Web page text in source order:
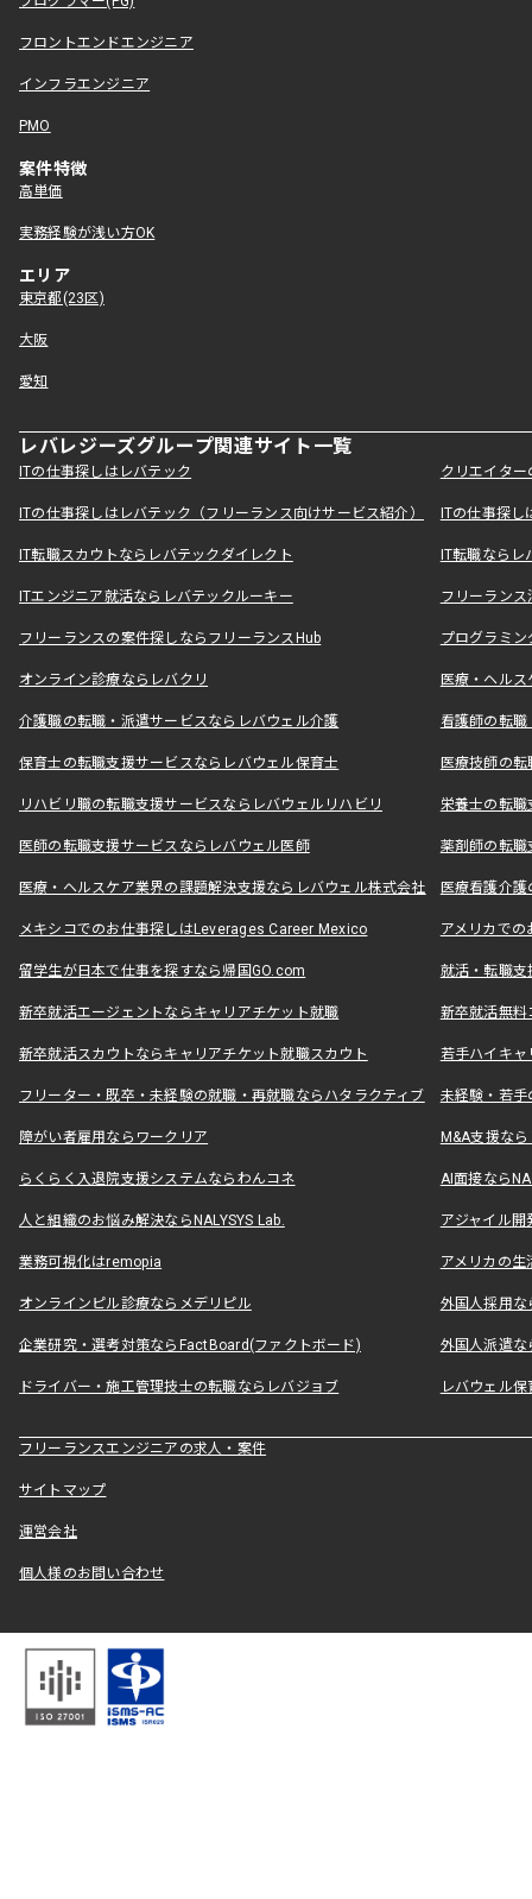
フロントエンドエンジニア
インフラエンジニア
PMO
案件特徴
高単価
実務経験が浅い方OK
エリア
東京都(23区)
大阪
愛知
レバレジーズグループ関連サイト一覧
ITの仕事探しはレバテック クリエイタ
ITの仕事探しはレバテック（フリーランス向けサービス紹介） ITの仕事探
IT転職スカウトならレバテックダイレクト IT転職なら
ITエンジニア就活ならレバテックルーキー フリーラン
フリーランスの案件探しならフリーランスHub プログラミ
オンライン診療ならレバクリ 医療・ヘル
介護職の転職・派遣サービスならレバウェル介護 看護師の転
保育士の転職支援サービスならレバウェル保育士 医療技師の
リハビリ職の転職支援サービスならレバウェルリハビリ 栄養士の転
医師の転職支援サービスならレバウェル医師 薬剤師の転
医療・ヘルスケア業界の課題解決支援ならレバウェル株式会社 医療看護介
メキシコでのお仕事探しはLeverages Career Mexico アメリカで
留学生が日本で仕事を探すなら帰国GO.com 就活・転職
新卒就活エージェントならキャリアチケット就職 新卒就活無料
新卒就活スカウトならキャリアチケット就職スカウト 若手ハイキ
フリーター・既卒・未経験の就職・再就職ならハタラクティブ 未経験・若手
障がい者雇用ならワークリア M&A支援な
らくらく入退院支援システムならわんコネ AI面接なら
人と組織のお悩み解決ならNALYSYS Lab. アジャイル
業務可視化はremopia アメリカの
オンラインピル診療ならメデリピル 外国人採用
企業研究・選考対策ならFactBoard(ファクトボード) 外国人派遣な
ドライバー・施工管理技士の転職ならレバジョブ レバウェル
フリーランスエンジニアの求人・案件
サイトマップ
運営会社
個人様のお問い合わせ